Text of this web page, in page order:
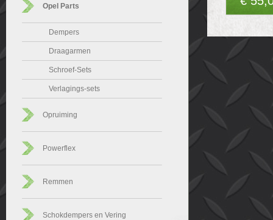
Opel Parts
Dempers
Draagarmen
Schroef-Sets
Verlagings-sets
Opruiming
Powerflex
Remmen
Schokdempers en Vering